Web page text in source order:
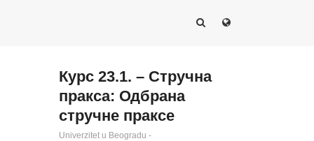
Курс 23.1. – Стручна
пракса: Одбрана
стручне праксе
Univerzitet u Beogradu -